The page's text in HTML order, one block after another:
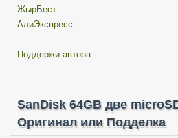
ЖырБест
АлиЭкспресс
Поддержи автора
SanDisk 64GB две
Оригинал или Подделка